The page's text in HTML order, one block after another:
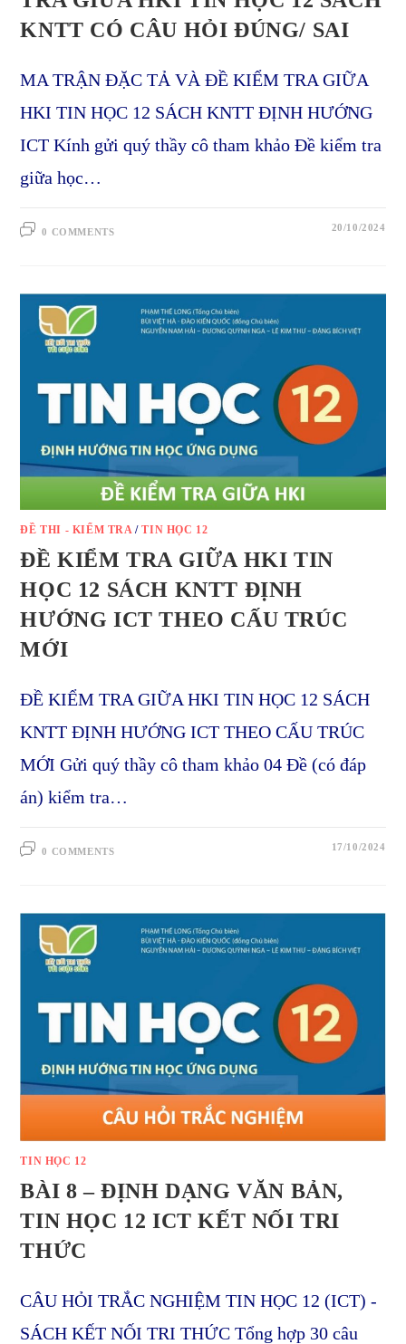
KNTT CÓ CÂU HỎI ĐÚNG/ SAI
MA TRẬN ĐẶC TẢ VÀ ĐỀ KIỂM TRA GIỮA
HKI TIN HỌC 12 SÁCH KNTT ĐỊNH HƯỚNG
ICT Kính gửi quý thầy cô tham khảo Đề kiểm tra
giữa học…
0 COMMENTS 20/10/2024
ĐỀ THI - KIỂM TRA /TIN HỌC 12
ĐỀ KIỂM TRA GIỮA HKI TIN
HỌC 12 SÁCH KNTT ĐỊNH
HƯỚNG ICT THEO CẤU TRÚC
MỚI
ĐỀ KIỂM TRA GIỮA HKI TIN HỌC 12 SÁCH
KNTT ĐỊNH HƯỚNG ICT THEO CẤU TRÚC
MỚI Gửi quý thầy cô tham khảo 04 Đề (có đáp
án) kiểm tra…
0 COMMENTS 17/10/2024
TIN HỌC 12
BÀI 8 – ĐỊNH DẠNG VĂN BẢN,
TIN HỌC 12 ICT KẾT NỐI TRI
THỨC
CÂU HỎI TRẮC NGHIỆM TIN HỌC 12 (ICT) -
SÁCH KẾT NỐI TRI THỨC Tổng hợp 30 câu